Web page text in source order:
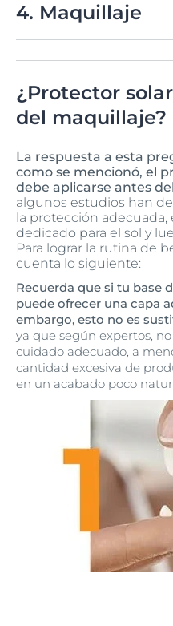
inmediato de hidratación
que es crucial usarlo de
Cantidad:Aplica una
equivalente al tamaño
utilizas menos de esta
recibiendo la protección
UV. Esta técnica te
protegida.
Técnica:Aplica el
toques con las yemas
de cubrir todas las
mejillas, nariz y mentón.
área del cuello.
Tiempo:Deja que el
durante unos 15
maquillaje. Esto
efectiva.
4. Maquillaje
puedes proceder a
harías normalmente.
rutina, utilizando elSun
además de protegerte del
disponible en su versión
Control Tono Claro FPS
Tono Medio FPS50+, que
color para lograr un tono
utilizarlos en tu rutina de
¿Protector
del maquillaje?
La respuesta a esta
como se mencionó, el
debe aplicarse antes
algunos estudios han
la protección
dedicado para el sol y
Para lograr la rutina de
cuenta lo siguiente:
Recuerda que si tu base
puede ofrecer una capa
embargo, esto no es
ya que según expertos,
cuidado adecuado, a
cantidad excesiva de
en un acabado poco